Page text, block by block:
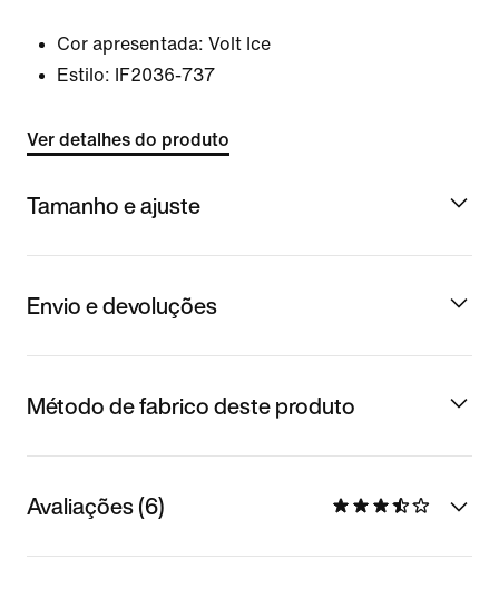
Cor apresentada: Volt Ice
Estilo:
IF2036-737
Ver detalhes do produto
Tamanho e ajuste
Envio e devoluções
Método de fabrico deste produto
Avaliações (6)